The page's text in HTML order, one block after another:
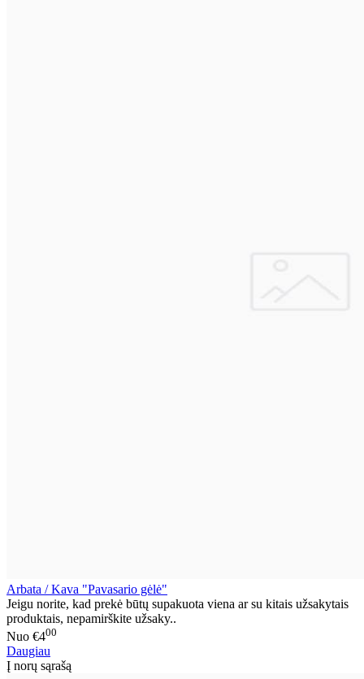
Arbata / Kava "Pavasario gėlė"
Jeigu norite, kad prekė būtų supakuota viena ar su kitais užsakytais
produktais, nepamirškite užsaky..
Nuo €400
Daugiau
Į norų sąrašą